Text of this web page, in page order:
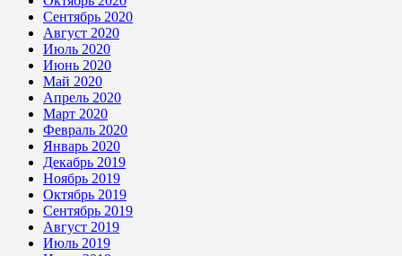
Сентябрь 2020
Август 2020
Июль 2020
Июнь 2020
Май 2020
Апрель 2020
Март 2020
Февраль 2020
Январь 2020
Декабрь 2019
Ноябрь 2019
Октябрь 2019
Сентябрь 2019
Август 2019
Июль 2019